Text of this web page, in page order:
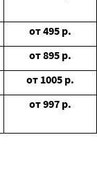
от495 р.
от895 р.
от 1005 р.
от997 р.